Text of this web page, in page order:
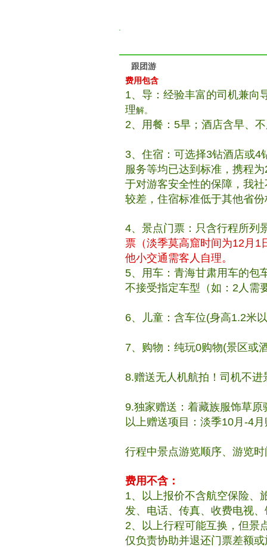
跟团游
费用包含
1、导：经验丰富的司机兼向
理解。
2、用餐：5早；酒店含早、
3、住宿：可选择3钻酒店或4
服务等均已达到标准，携程
于对游客安全性的保障，我
较差，住宿标准低于其他省
4、景点门票：只含行程所列
票（淡季莫高窟时间为12月1
他小交通需客人自理。
5、用车：青海甘肃用车的包
不接受指定车型（如：2人需
6、儿童：含车位(身高1.2米
7、购物：纯玩0购物(景区或
8.赠送无人机航拍！司机不
9.独家赠送：着藏族服饰草
以上赠送项目：淡季10月-4
行程中景点游览顺序、游览
费用不含：
1、以上报价不含航空保险、
发、电话、传真、收费电视
2、以上行程可能互换，但景
仅负责协助并退还门票差额